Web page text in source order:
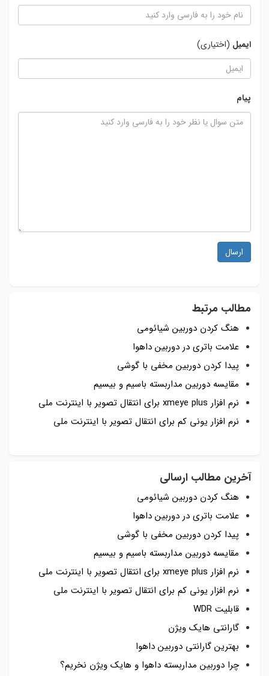
ایمیل (اختیاری)
پیام
ارسال
مطالب مرتبط
هنگ کردن دوربین شیائومی
علامت باتری در دوربین داهوا
پیدا کردن دوربین مخفی با گوشی
مقایسه دوربین مداربسته باسیم و بیسیم
نرم افزار xmeye plus برای انتقال تصویر با اینترنت ملی
نرم افزار یونی کم برای انتقال تصویر با اینترنت ملی
آخرین مطالب ارسالی
هنگ کردن دوربین شیائومی
علامت باتری در دوربین داهوا
پیدا کردن دوربین مخفی با گوشی
مقایسه دوربین مداربسته باسیم و بیسیم
نرم افزار xmeye plus برای انتقال تصویر با اینترنت ملی
نرم افزار یونی کم برای انتقال تصویر با اینترنت ملی
قابلیت WDR
گارانتی هایک ویژن
بهترین گارانتی دوربین داهوا
چرا دوربین مداربسته داهوا و هایک ویژن نخریم؟